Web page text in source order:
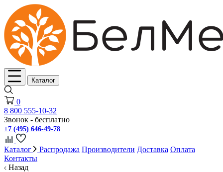
Каталог
0
8 800 555-10-32
Звонок - бесплатно
+7 (495) 646-49-78
Каталог Распродажа Производители Доставка Оплата
Контакты
Назад